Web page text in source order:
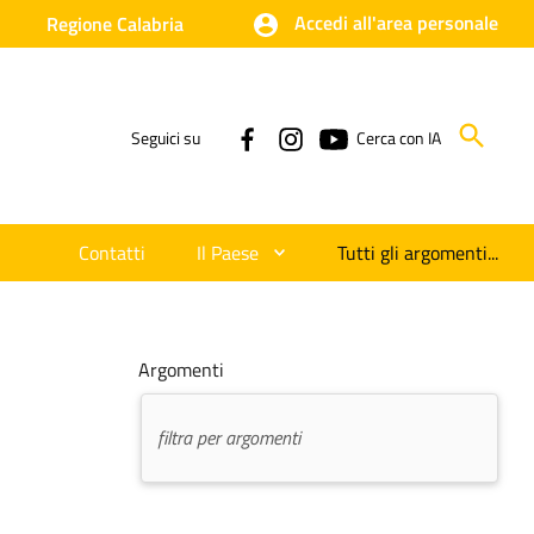
Regione Calabria Accedi all'area personale
Seguici su Cerca con IA
Contatti Il Paese Tutti gli argomenti...
Argomenti